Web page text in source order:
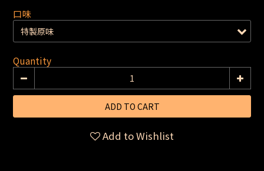
口味
Quantity
ADD TO CART
Add to Wishlist